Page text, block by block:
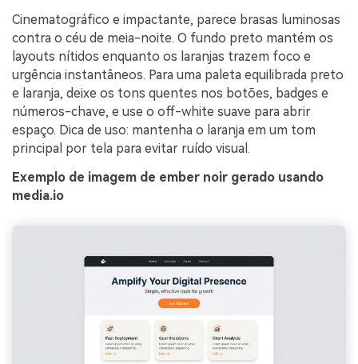
Cinematográfico e impactante, parece brasas luminosas
contra o céu de meia-noite. O fundo preto mantém os
layouts nítidos enquanto os laranjas trazem foco e
urgência instantâneos. Para uma paleta equilibrada preto
e laranja, deixe os tons quentes nos botões, badges e
números-chave, e use o off-white suave para abrir
espaço. Dica de uso: mantenha o laranja em um tom
principal por tela para evitar ruído visual.
Exemplo de imagem de ember noir gerado usando
media.io